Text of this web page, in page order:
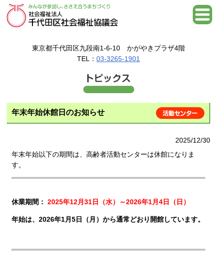
東京都千代田区九段南1-6-10 かがやきプラザ4階
TEL： 03-3265-1901
年末年始休館日のお知らせ
2025/12/30
年末年始以下の期間は、高齢者活動センターは休館になりま
す。
休業期間： 2025年12月31日（水）～2026年1月4日（日）
年始は、2026年1月5日（月）から通常どおり開館しています。